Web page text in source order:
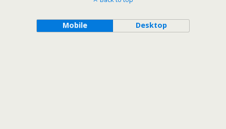
Mobile Desktop